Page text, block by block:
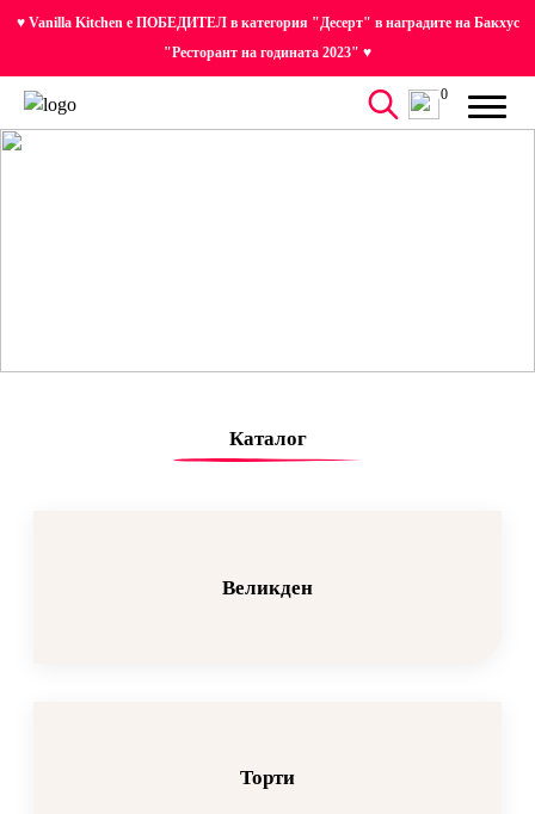
♥ Vanilla Kitchen е ПОБЕДИТЕЛ в категория "Десерт" в наградите на Бакхус
"Ресторант на годината 2023" ♥
0
Каталог
Великден
Торти